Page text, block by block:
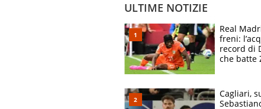
ULTIME NOTIZIE
Real
freni:
record di
che batte
Cagliari,